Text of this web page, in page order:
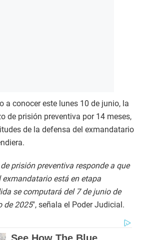
a conocer este lunes 10 de junio, la
de prisión preventiva por 14 meses,
de la defensa del exmandatario
prisión preventiva responde a que
exmandatario está en etapa
se computará del 7 de junio de
de 2025″, señala el Poder Judicial.